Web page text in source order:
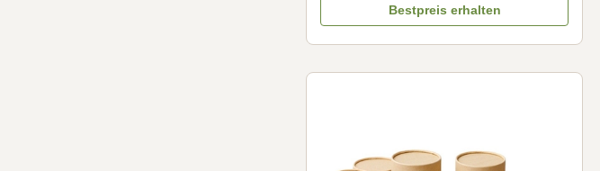
CMYK, Pantone color, customized Material Art
paper/ special paper/fancy paper, kraft paper,
cardboard Logo Full color, golden hot stamping,
Bestpreis erhalten